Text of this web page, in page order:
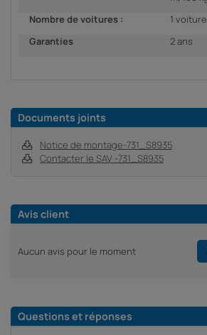
Nombre de voitures :
1 voiture
Garanties
2 ans
Documents joints
Notice de montage-731_S8935
Contacter le SAV -731_S8935
Avis client
Aucun avis pour le moment
Questions et réponses